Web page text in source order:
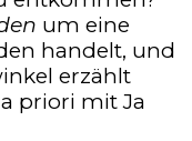
um eine
handelt, und
erzählt
priori mit Ja